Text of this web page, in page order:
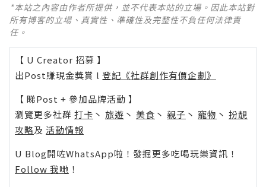
*本站之內容由作者所提供，並不代表本站的立場。因此本站對
所有博客的立場、真實性、準確性及完整性不負任何法律責
任。
【 U Creator 招募 】
出Post賺現金獎賞 l 登記《社群創作有價企劃》
【 睇Post + 參加品牌活動 】
瀏覽更多社群 打卡 丶 旅遊 丶 美食 丶 親子 丶 寵物 丶 扮靚
攻略及 活動情報
U Blog開咗WhatsApp啦！發掘更多吃喝玩樂資訊！
Follow 我哋 ！